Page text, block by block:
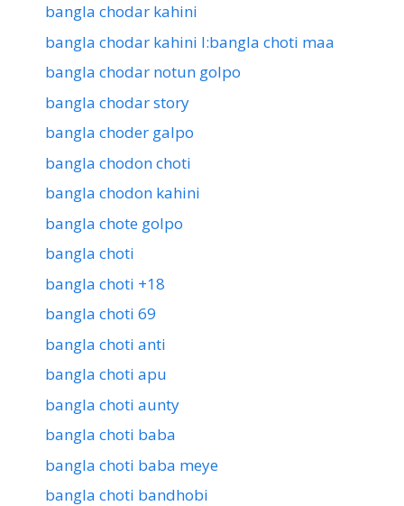
bangla chodar kahini
bangla chodar kahini l:bangla choti maa
bangla chodar notun golpo
bangla chodar story
bangla choder galpo
bangla chodon choti
bangla chodon kahini
bangla chote golpo
bangla choti
bangla choti +18
bangla choti 69
bangla choti anti
bangla choti apu
bangla choti aunty
bangla choti baba
bangla choti baba meye
bangla choti bandhobi